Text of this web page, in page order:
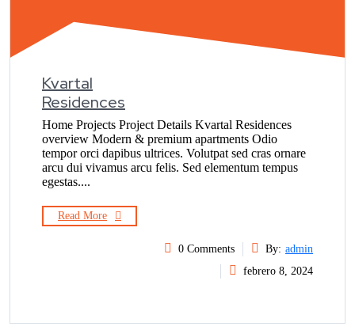
Kvartal
Residences
Home Projects Project Details Kvartal Residences
overview Modern & premium apartments Odio
tempor orci dapibus ultrices. Volutpat sed cras ornare
arcu dui vivamus arcu felis. Sed elementum tempus
egestas....
Read More
0 Comments By: admin
febrero 8, 2024